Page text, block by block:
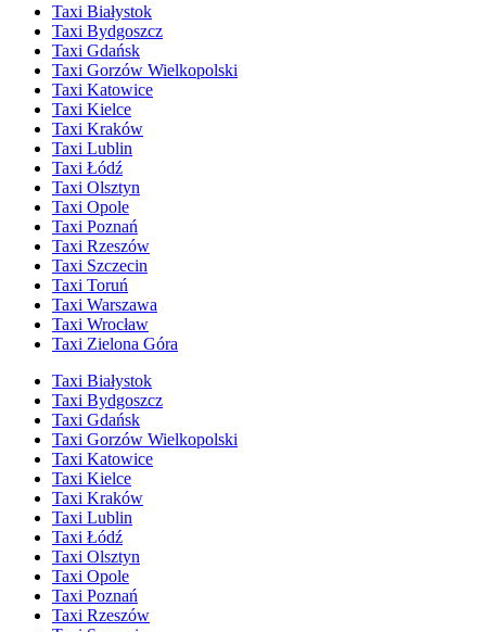
Taxi Białystok
Taxi Bydgoszcz
Taxi Gdańsk
Taxi Gorzów Wielkopolski
Taxi Katowice
Taxi Kielce
Taxi Kraków
Taxi Lublin
Taxi Łódź
Taxi Olsztyn
Taxi Opole
Taxi Poznań
Taxi Rzeszów
Taxi Szczecin
Taxi Toruń
Taxi Warszawa
Taxi Wrocław
Taxi Zielona Góra
Taxi Białystok
Taxi Bydgoszcz
Taxi Gdańsk
Taxi Gorzów Wielkopolski
Taxi Katowice
Taxi Kielce
Taxi Kraków
Taxi Lublin
Taxi Łódź
Taxi Olsztyn
Taxi Opole
Taxi Poznań
Taxi Rzeszów